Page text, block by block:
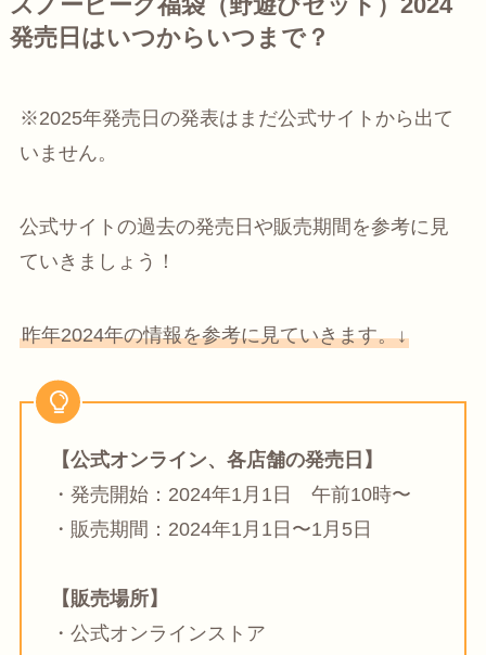
スノーピーク福袋（野遊びセット）2024
発売日はいつからいつまで？
※2025年発売日の発表はまだ公式サイトから出て
いません。
公式サイトの過去の発売日や販売期間を参考に見
ていきましょう！
昨年2024年の情報を参考に見ていきます。↓
【公式オンライン、各店舗の発売日】
・発売開始：2024年1月1日
午前10時〜
・販売期間： 2024年1月1日〜1月5日
【販売場所】
・公式オンラインストア